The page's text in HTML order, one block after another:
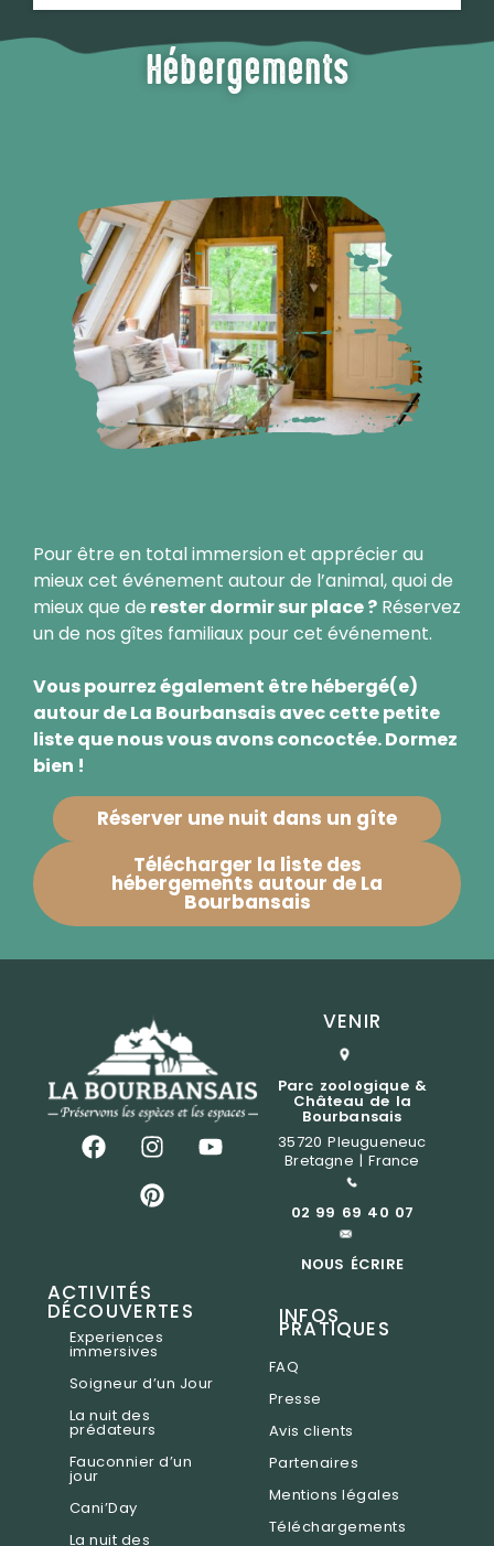
Hébergements
Pour être en total immersion et apprécier au
mieux cet événement autour de l’animal, quoi de
mieux que de rester dormir sur place ? Réservez
un de nos gîtes familiaux pour cet événement.
Vous pourrez également être hébergé(e)
autour de La Bourbansais avec cette petite
liste que nous vous avons concoctée. Dormez
bien !
Réserver une nuit dans un gîte
Télécharger la liste des
hébergements autour de La
Bourbansais
VENIR
Parc zoologique &
Château de la
Bourbansais
35720 Pleugueneuc
Bretagne | France
02 99 69 40 07
NOUS ÉCRIRE
ACTIVITÉS
DÉCOUVERTES
Experiences
immersives
Soigneur d’un Jour
La nuit des
prédateurs
Fauconnier d’un
jour
Cani’Day
La nuit des
INFOS
PRATIQUES
FAQ
Presse
Avis clients
Partenaires
Mentions légales
Téléchargements